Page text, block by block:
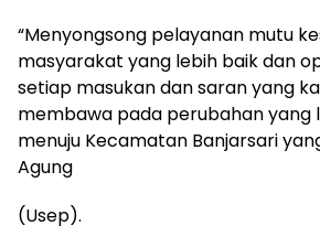
“Menyongsong pelayanan mutu
masyarakat yang lebih baik dan
setiap masukan dan saran yang
membawa pada perubahan yang
menuju Kecamatan Banjarsari
Agung
(Usep).